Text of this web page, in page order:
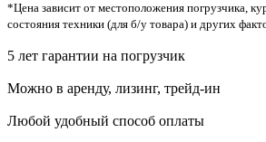
*Цена зависит от местоположения погрузчика,
состояния техники (для б/у товара) и других
5 лет гарантии на погрузчик
Можно в аренду, лизинг, трейд-ин
Любой удобный способ оплаты